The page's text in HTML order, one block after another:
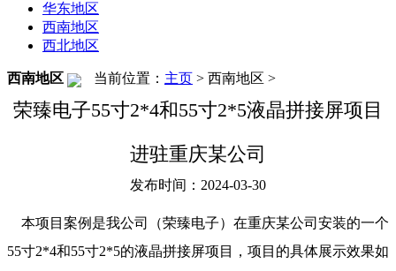
华东地区
西南地区
西北地区
西南地区 当前位置： 主页 > 西南地区 >
荣臻电子55寸2*4和55寸2*5液晶拼接屏项目
进驻重庆某公司
发布时间：2024-03-30
本项目案例是我公司（荣臻电子）在重庆某公司安装的一个
55寸2*4和55寸2*5的液晶拼接屏项目，项目的具体展示效果如